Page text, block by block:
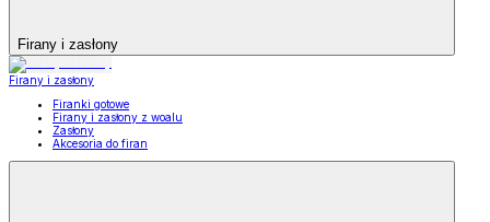
Firany i zasłony
Firany i zasłony
Firanki gotowe
Firany i zasłony z woalu
Zasłony
Akcesoria do firan